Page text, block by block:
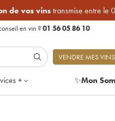
de vos vinstransmise entre le
en vin ?01 56 05 86 10
VENDRE MES VINS
+ ✨Mon